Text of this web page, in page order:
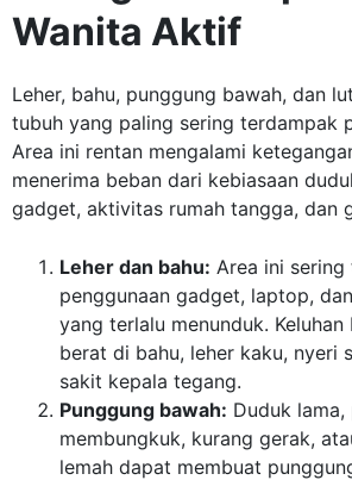
Wanita Aktif
Leher, bahu, punggung bawah, dan
tubuh yang paling sering terdampak
Area ini rentan mengalami
menerima beban dari kebiasaan
gadget, aktivitas rumah tangga, dan
Leher dan bahu: Area ini
penggunaan gadget, laptop,
yang terlalu menunduk.
berat di bahu, leher kaku, nyeri
sakit kepala tegang.
Punggung bawah: Duduk
membungkuk, kurang gerak,
lemah dapat membuat